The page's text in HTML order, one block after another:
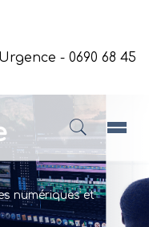
- 0690 68 45
numériques et